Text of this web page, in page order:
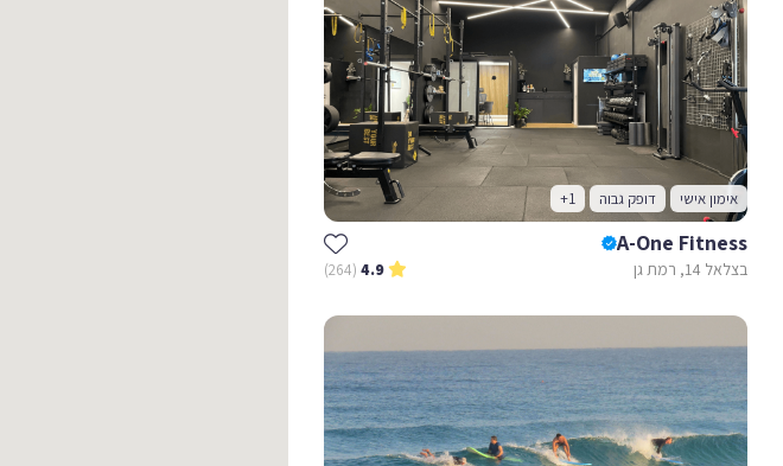
אימון אישי דופק גבוה +1
A-One Fitness
בצלאל 14, רמת גן 4.9
(264)